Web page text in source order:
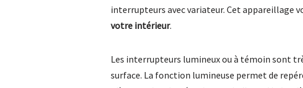
interrupteurs avec variateur. Cet appareillage
votre intérieur.
Les interrupteurs lumineux ou à témoin sont
surface. La fonction lumineuse permet de